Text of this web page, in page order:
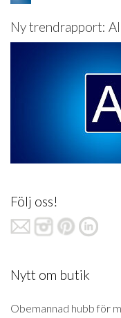
Ny trendrapport:
Följ oss!
Nytt om butik
Obemannad hubb för